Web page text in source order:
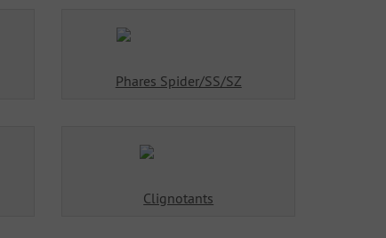
Phares Spider/SS/SZ
Clignotants